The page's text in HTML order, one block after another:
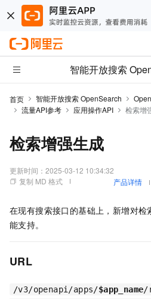
智能开放搜索
首页 智能开放搜索 OpenSearch
流量API参考
应用操作API 检索增
检索增强生成
更新时间： 2025-03-12 10:34:32
复制 MD 格式
产品详情
在现有搜索接口的基础上，新增对
能支持。
URL
/v3/openapi/apps/$app_name/